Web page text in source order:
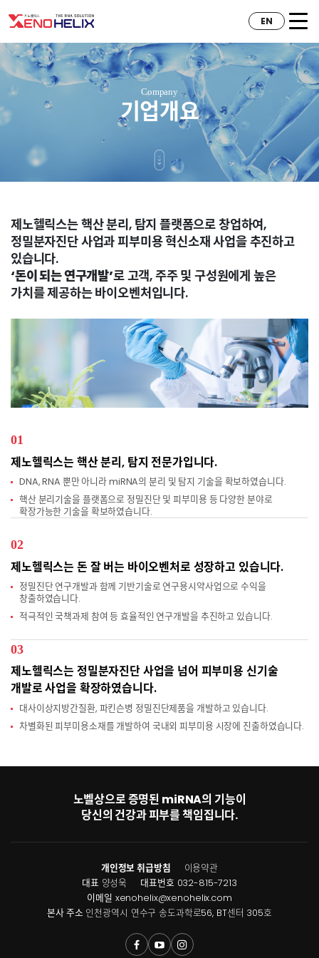
EN
Company
기업개요
제노헬릭스는 핵산 분리, 탐지 플랫폼으로 창업하여,​
정밀분자진단 사업과 피부미용 혁신소재 사업을 추진하고
있습니다.​
‘돈이 되는 연구개발’로 고객, 주주 및 구성원에게 높은
가치를 제공하는 바이오벤처입니다.
01
제노헬릭스는 핵산 분리, 탐지 전문가입니다.
DNA, RNA 뿐만 아니라 miRNA의 분리 및 탐지 기술을 확보하였습니다.
핵산 분리기술을 플랫폼으로 정밀진단 및 피부미용 등 다양한 분야로
확장가능한 기술을 확보하였습니다.
02
제노헬릭스는 돈 잘 버는 바이오벤처로 성장하고 있습니다.
정밀진단 연구개발과 함께 기반기술로 연구용시약사업으로 수익을
창출하였습니다.
적극적인 국책과제 참여 등 효율적인 연구개발을 추진하고 있습니다.
03
제노헬릭스는 정밀분자진단 사업을 넘어 피부미용 신기술
개발로 사업을 확장하였습니다.
대사이상지방간질환, 파킨슨병 정밀진단제품을 개발하고 있습니다.
차별화된 피부미용소재를 개발하여 국내외 피부미용 시장에 진출하였습니다.
노벨상으로 증명된 miRNA의 기능이
당신의 건강과 피부를 책임집니다.
개인정보 취급방침
이용약관
대표 양성욱 대표번호 032-815-7213
이메일 xenohelix@xenohelix.com
본사 주소 인천광역시 연수구 송도과학로56, BT센터 305호